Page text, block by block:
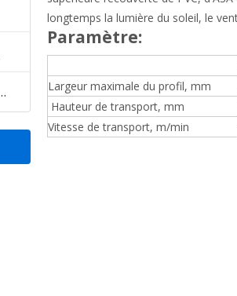
muraux en PVC
longtemps la lumière du soleil, le
Paramètre:
Largeur maximale du profil, mm
Hauteur de transport, mm
Vitesse de transport, m/min